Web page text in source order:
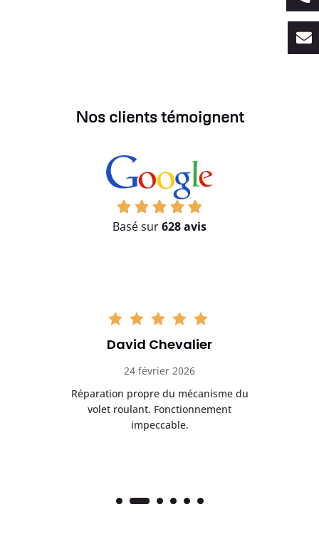
Nos clients témoignent
Basé sur628 avis
David Chevalier
24 février 2026
Réparation propre du mécanisme du
volet roulant. Fonctionnement
impeccable.